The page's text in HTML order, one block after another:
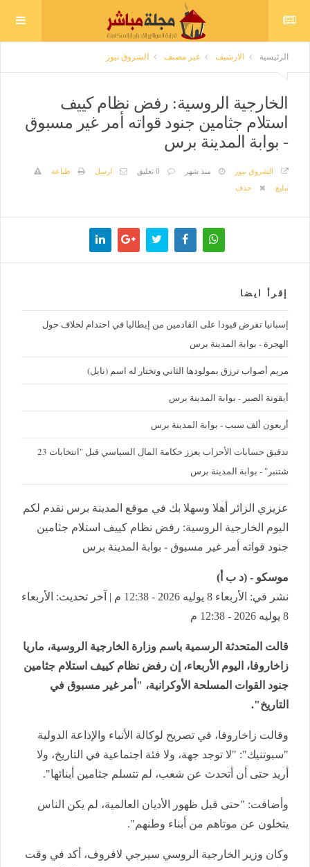
الرئيسية الارشيف غير مصنف الشروق نيوز
الخارجية الروسية: رفض نظام كييف
استلام جثامين جنود قواته أمر غير مسبوق
- بوابة المدينة برس
الشروق نيوز منذ شهر 0 تعليق ارسل
طباعة
تبليغ
حذف
إقرأ ايضا
إسبانيا تفرض قيودا على القادمين من إيطاليا في احتدام لخلاف حول
الهجرة - بوابة المدينة برس
مريم أصواب ترزق بمولودها الثاني وتختار له اسم (نايل)
أيقونة الصبر - بوابة المدينة برس
أربعون ألف سبب - بوابة المدينة برس
تدقيق حسابات الأحزاب يعزز حكامة المال السياسي قبل "انتخابات 23
شتنبر" - بوابة المدينة برس
عزيزي الزائر أهلا وسهلا بك في موقع المدينة برس نقدم لكم
اليوم الخارجية الروسية: رفض نظام كييف استلام جثامين
جنود قواته أمر غير مسبوق - بوابة المدينة برس
موسكو - (د ب أ)
نشر في: الأربعاء 8 يوليه 2026 - 12:38 م | آخر تحديث: الأربعاء
8 يوليه 2026 - 12:38 م
قالت المتحدثة الرسمية باسم وزارة الخارجية الروسية، ماريا
زاخاروفا، اليوم الأربعاء، إن رفض نظام كييف استلام جثامين
جنود القوات المسلحة الأوكرانية، "أمر غير مسبوق في
التاريخ".
وقالت زاخاروفا، في تصريح لوكالة الأنباء والإذاعة الدولية
"سبوتنيك": "لا توجد جهة، ولا فئة اجتماعية في التاريخ، ولا
أريد حتى أن أتحدث عن شعب، لم تتسلم جثامين أبنائها".
وأضافت: "حتى قبل ظهور الأديان العالمية، لم يكن الناس
يتخلون عن موتاهم من أبناء وطنهم".
وكان وزير الخارجية الروسي سيرجي لافروف، أكد في وقت